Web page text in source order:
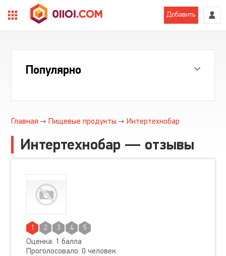
Добавить
Популярно
Главная Пищевые продукты Интертехнобар
Интертехнобар — отзывы
1 2 3 4 5
Оценка: 1 балла
Проголосовало: 0 человек